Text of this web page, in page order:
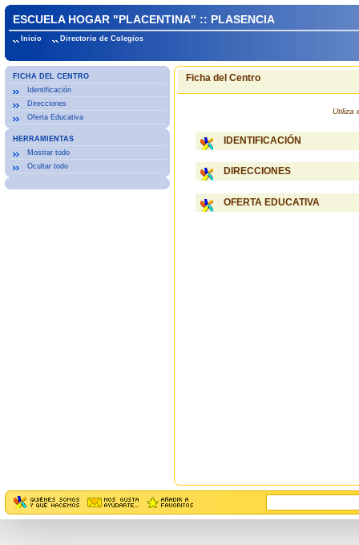
ESCUELA HOGAR "PLACENTINA" :: PLASENCIA
Inicio Directorio de Colegios
FICHA DEL CENTRO
Identificación
Direcciones
Oferta Educativa
HERRAMIENTAS
Mostrar todo
Ocultar todo
Ficha del Centro
Utiliza
IDENTIFICACIÓN
DIRECCIONES
OFERTA EDUCATIVA